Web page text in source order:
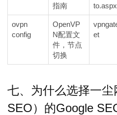
指南
to.aspx
ovpn
config
OpenVP
N配置文
件，节点
切换
et
七、为什么选择一
SEO）的Google